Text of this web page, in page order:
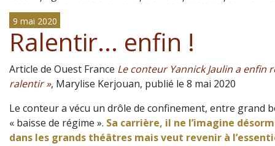
9 mai 2020
Ralentir... enfin !
Article de Ouest France Le conteur Yannick Jaulin a enfin
ralentir », Marylise Kerjouan, publié le 8 mai 2020
Le conteur a vécu un drôle de confinement, entre grand
« baisse de régime ». Sa carrière, il ne l’imagine
dans les grands théâtres mais veut revenir à